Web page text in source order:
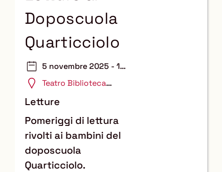
Doposcuola
Quarticciolo
5 novembre 2025 - 10
giugno 2026
Teatro Biblioteca
Letture
Pomeriggi di lettura
rivolti ai bambini del
doposcuola
Quarticciolo.